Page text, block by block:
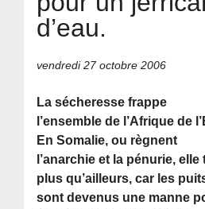
d’eau.
vendredi 27 octobre 2006
La sécheresse frappe
l’ensemble de l’Afrique de
En Somalie, ou règnent
l’anarchie et la pénurie, elle
plus qu’ailleurs, car les
sont devenus une manne